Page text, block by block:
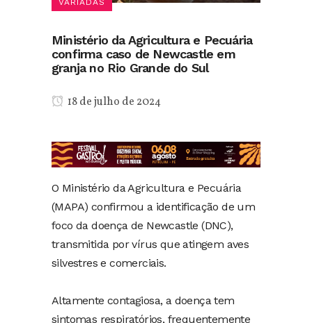
VARIADAS
Ministério da Agricultura e Pecuária
confirma caso de Newcastle em
granja no Rio Grande do Sul
18 de julho de 2024
O Ministério da Agricultura e Pecuária
(MAPA) confirmou a identificação de um
foco da doença de Newcastle (DNC),
transmitida por vírus que atingem aves
silvestres e comerciais.
Altamente contagiosa, a doença tem
sintomas respiratórios, frequentemente